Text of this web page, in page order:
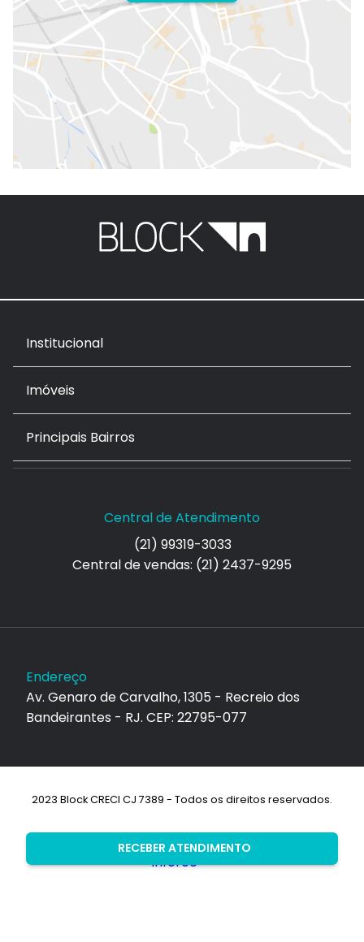
RECEBER ATENDIMENTO
Institucional
Imóveis
Principais Bairros
Central de Atendimento
(21) 99319-3033
Central de vendas: (21) 2437-9295
Endereço
Av. Genaro de Carvalho, 1305 - Recreio dos
Bandeirantes - RJ. CEP: 22795-077
2023 Block CRECI CJ 7389 - Todos os direitos reservados.